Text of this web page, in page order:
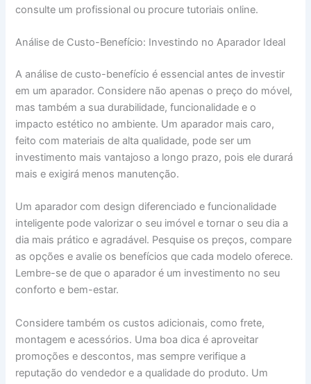
consulte um profissional ou procure tutoriais online.
Análise de Custo-Benefício: Investindo no Aparador Ideal
A análise de custo-benefício é essencial antes de investir
em um aparador. Considere não apenas o preço do móvel,
mas também a sua durabilidade, funcionalidade e o
impacto estético no ambiente. Um aparador mais caro,
feito com materiais de alta qualidade, pode ser um
investimento mais vantajoso a longo prazo, pois ele durará
mais e exigirá menos manutenção.
Um aparador com design diferenciado e funcionalidade
inteligente pode valorizar o seu imóvel e tornar o seu dia a
dia mais prático e agradável. Pesquise os preços, compare
as opções e avalie os benefícios que cada modelo oferece.
Lembre-se de que o aparador é um investimento no seu
conforto e bem-estar.
Considere também os custos adicionais, como frete,
montagem e acessórios. Uma boa dica é aproveitar
promoções e descontos, mas sempre verifique a
reputação do vendedor e a qualidade do produto. Um